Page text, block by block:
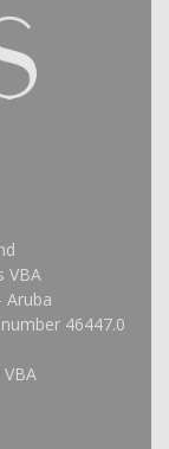
VBA
Aruba
46447.0